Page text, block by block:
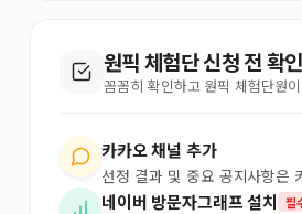
원픽 체험단 신청 전 확
꼼꼼히 확인하고 원픽 체험단원
카카오 채널 추가
선정 결과 및 중요 공지사항은
네이버 방문자그래프 설치 필